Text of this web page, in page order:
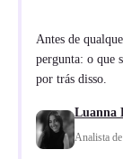
Antes de
pergunta: o que
por trás disso.
Luanna
Analista